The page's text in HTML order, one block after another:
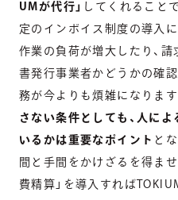
UMが代行」 してくれること
定のインボイス制度の導入
作業の負荷が増大したり、
書発行事業者かどうかの確
務が今よりも煩雑になります
さない条件としても、人に
いるかは重要なポイント と
間と手間をかけざるを得ませ
費精算」を導入すれば